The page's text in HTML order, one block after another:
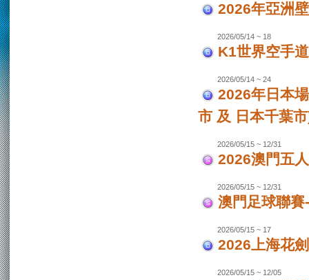
2026年亞洲
2026/05/14 ~ 18
K1世界空手
2026/05/14 ~ 24
2026年日本
市 及 日本千葉
2026/05/15 ~ 12/31
2026澳門五
2026/05/15 ~ 12/31
澳門足球聯
2026/05/15 ~ 17
2026上海花
2026/05/15 ~ 12/05